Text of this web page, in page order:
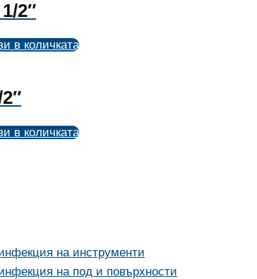
2″
в количката
в количката
на инструменти
на под и повърхности